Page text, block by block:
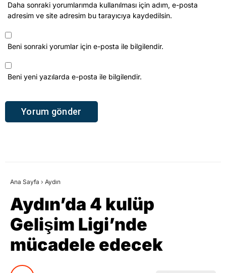
Daha sonraki yorumlarımda kullanılması için adım, e-posta
adresim ve site adresim bu tarayıcıya kaydedilsin.
Beni sonraki yorumlar için e-posta ile bilgilendir.
Beni yeni yazılarda e-posta ile bilgilendir.
Ana Sayfa › Aydın
Aydın’da 4 kulüp
Gelişim Ligi’nde
mücadele edecek